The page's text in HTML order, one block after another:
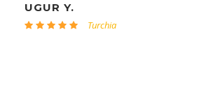
UGUR Y.
Turchia